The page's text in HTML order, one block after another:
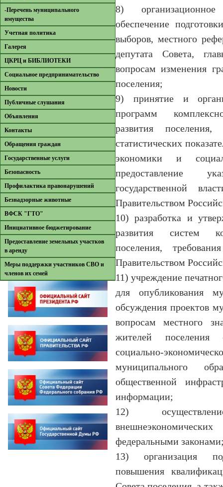
-Перечень муниципального
имущества
Учетная политика
Галерея
ЦКРЦ и БИБЛИОТЕКИ
Социальное предпринимательство
Новости
Публичные слушания
Объявления
Контакты
Обращения граждан
Государственные услуги
Безопасность
Профилактика правонарушений
Безнадзорные животные
ВФСК "ГТО"
Инициативное бюджетирование
Предоставление земельных участков
в аренду
Меры поддержки участников СВО и
членов их семей
8) организационное
обеспечение
выборов, местного
депутата Совета,
вопросам изменения
поселения;
9) принятие и
программ
развития
статистических
экономики и
предоставление
государственной
Правительством
10) разработка и
развития систем
поселения,
Правительством
11) учреждение
для опубликования
обсуждения проектов
вопросам местного
жителей
социально-
муниципального
общественной
информации;
12)
федеральными
13) организация
повышения